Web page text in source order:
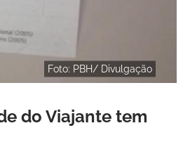
Foto: PBH/ Divulgação
do Viajante tem